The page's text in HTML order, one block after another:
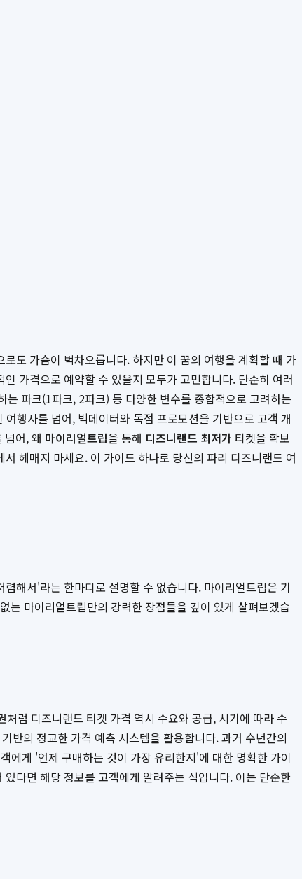
도 가슴이 벅차오릅니다. 하지만 이 꿈의 여행을 계획할 때 가
가격으로 예약할 수 있을지 모두가 고민합니다. 단순히 여러
는 파크(1파크, 2파크) 등 다양한 변수를 종합적으로 고려하는
여행사를 넘어, 빅데이터와 독점 프로모션을 기반으로 고객 개
어, 왜 마이리얼트립을 통해 디즈니랜드 최저가 티켓을 확보
헤매지 마세요. 이 가이드 하나로 당신의 파리 디즈니랜드 여
해서'라는 한마디로 설명할 수 없습니다. 마이리얼트립은 기
는 마이리얼트립만의 강력한 장점들을 깊이 있게 살펴보겠습
럼 디즈니랜드 티켓 가격 역시 수요와 공급, 시기에 따라 수
반의 정교한 가격 예측 시스템을 활용합니다. 과거 수년간의
에게 '언제 구매하는 것이 가장 유리한지'에 대한 명확한 가이
다면 해당 정보를 고객에게 알려주는 식입니다. 이는 단순한